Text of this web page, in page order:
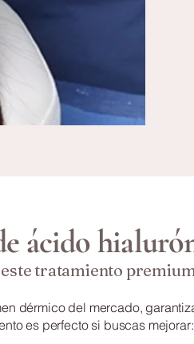
ácido
tratamiento
dérmico del mercado,
es perfecto si buscas mejorar: